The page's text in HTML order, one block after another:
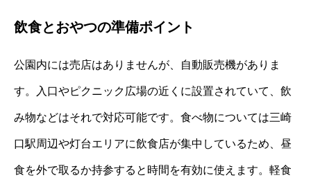
飲食とおやつの準備ポイント
公園内には売店はありませんが、自動販売機がありま
す。入口やピクニック広場の近くに設置されていて、飲
み物などはそれで対応可能です。食べ物については三崎
口駅周辺や灯台エリアに飲食店が集中しているため、昼
食を外で取るか持参すると時間を有効に使えます。軽食